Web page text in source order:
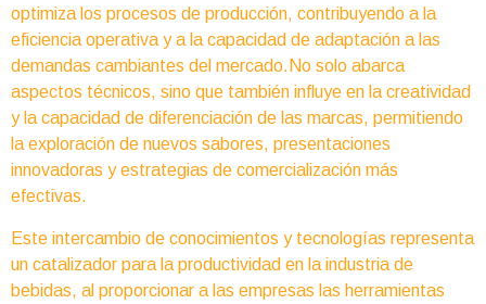
optimiza los procesos de producción, contribuyendo a la
eficiencia operativa y a la capacidad de adaptación a las
demandas cambiantes del mercado.No solo abarca
aspectos técnicos, sino que también influye en la creatividad
y la capacidad de diferenciación de las marcas, permitiendo
la exploración de nuevos sabores, presentaciones
innovadoras y estrategias de comercialización más
efectivas.
Este intercambio de conocimientos y tecnologías representa
un catalizador para la productividad en la industria de
bebidas, al proporcionar a las empresas las herramientas